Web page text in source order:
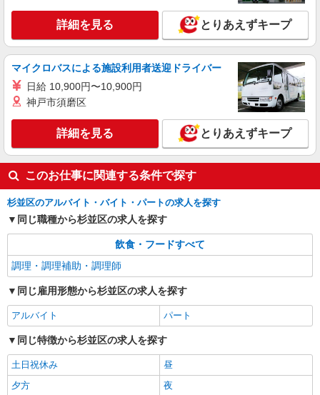
コンパスグループ・ジャパン株式会社 39355_p
調理師【アルバイト・パート】
時給1,600円以上 試用期間中 時給1,600円以上
分単位で別途支給します。
グランダ上井草弐番館 （東京都杉並区上井草
キープ 詳細を見る
詳細を見る とりあえずキープ
マイクロバスによる施設利用者送迎ドライバー
日給 10,900円〜10,900円
神戸市須磨区
詳細を見る とりあえずキープ
このお仕事に関連する条件で探す
杉並区のアルバイト・バイト・パートの求人を探す
同じ職種から杉並区の求人を探す
飲食・フードすべて
調理・調理補助・調理師
同じ雇用形態から杉並区の求人を探す
アルバイト パート
同じ特徴から杉並区の求人を探す
土日祝休み
昼
夕方
夜